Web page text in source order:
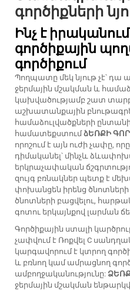
գործիքների
Ինչ է
գործիքային
գործիքում
Պողպատը մեկ նյութ չէ՝
ջերմային մշակման և
կախվածությամբ շատ
աշխատանքային
համաձուլվածքների
համատեքստումձԵՌՔԻ
որոշում է այն ուժի չափը,
դիմականել՝ մինչև
երկրաչափական
զույգ բռնակներ պետք է
փոխանցեն իրենց
ծնոտների բացվելու,
գոտու երկայնքով լարման
Գործիքային ստալի
չափվում է Ռոքվել C
կարգավորում է կտրող
և բռնող կամ ամրացնող
ամբողջականությունը:
ջերմային մշակման